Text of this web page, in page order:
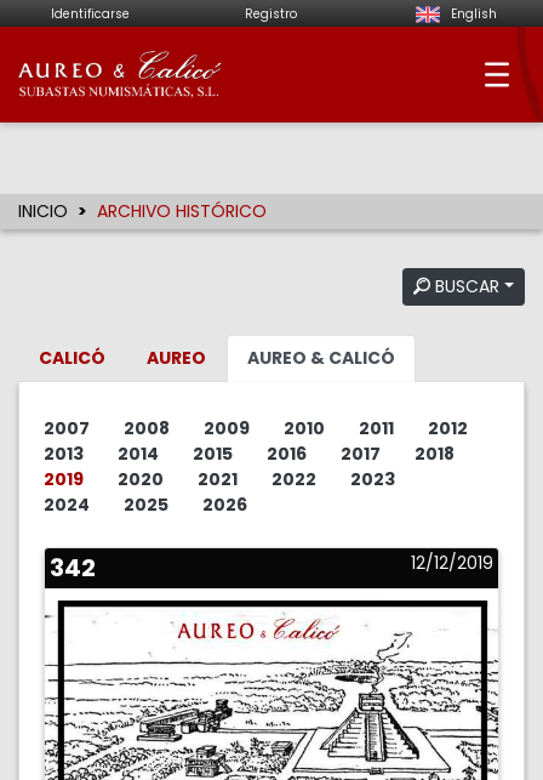
Identificarse Registro English
Aureo & Calicó -
INICIO ARCHIVO HISTÓRICO
BUSCAR
CALICÓ AUREO AUREO & CALICÓ
2007 2008 2009 2010 2011
2012
2013
2014 2015 2016 2017
2018
2019
2020 2021 2022
2023
2024
2025 2026
342 12/12/2019